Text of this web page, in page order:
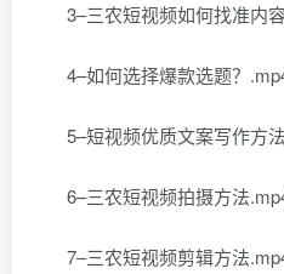
3–三农短视频如何找准内
4–如何选择爆款选题？
5–短视频优质文案写作方
6–三农短视频拍摄方法
7–三农短视频剪辑方法